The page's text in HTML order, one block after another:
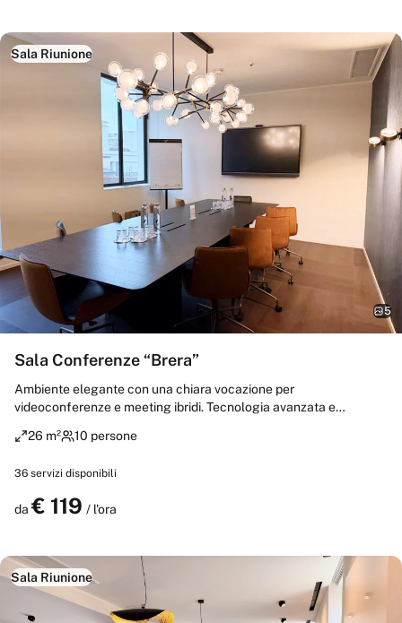
Sala Riunione
5
Sala Conferenze “Brera”
Ambiente elegante con una chiara vocazione per
videoconferenze e meeting ibridi. Tecnologia avanzata e
un’esperienza professionale impeccabile. Accesso diretto alla
26 m² 10 persone
36 servizi disponibili
da € 119 / l'ora
Sala Riunione